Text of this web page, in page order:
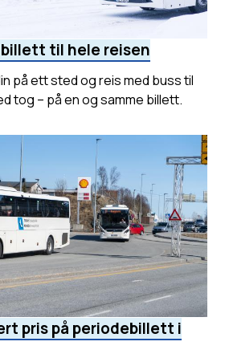
til hele reisen
på ett sted og reis med buss til
tog – på en og samme billett.
pris på periodebillett i